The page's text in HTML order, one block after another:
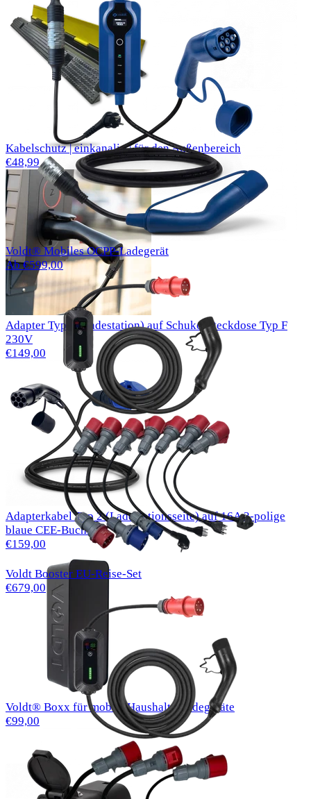
Kabelschutz | einkanalig | für den Außenbereich
€48,99
Adapter Typ 2 (Ladestation) auf Schuko-Steckdose Typ F
230V
€149,00
Adapterkabel Typ 2 (Ladestationsseite) auf 16A 3-polige
blaue CEE-Buchse
€159,00
Voldt® Boxx für mobile Haushalts-Ladegeräte
€99,00
Voldt® Mobiles OCPP-Ladegerät
Ab €599,00
Voldt Booster EU-Reise-Set
€679,00